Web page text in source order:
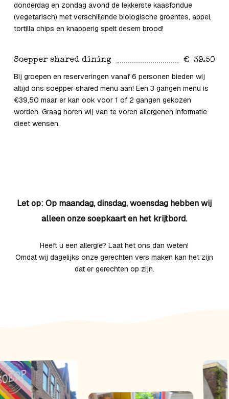
donderdag en zondag avond de lekkerste kaasfondue
(vegetarisch) met verschillende biologische groentes, appel,
tortilla chips en knapperig spelt desem brood!
Soepper shared dining 39.50
Bij groepen en reserveringen vanaf 6 personen bieden wij
altijd ons soepper shared menu aan! Een 3 gangen menu is
€39,50 maar er kan ook voor 1 of 2 gangen gekozen
worden. Graag horen wij van te voren allergenen informatie
dieet wensen.
Let op: Op maandag, dinsdag, woensdag hebben wij
alleen onze soepkaart en het krijtbord.
Heeft u een allergie? Laat het ons dan weten!
Omdat wij dagelijks onze gerechten vers maken kan het zijn
dat er gerechten op zijn.